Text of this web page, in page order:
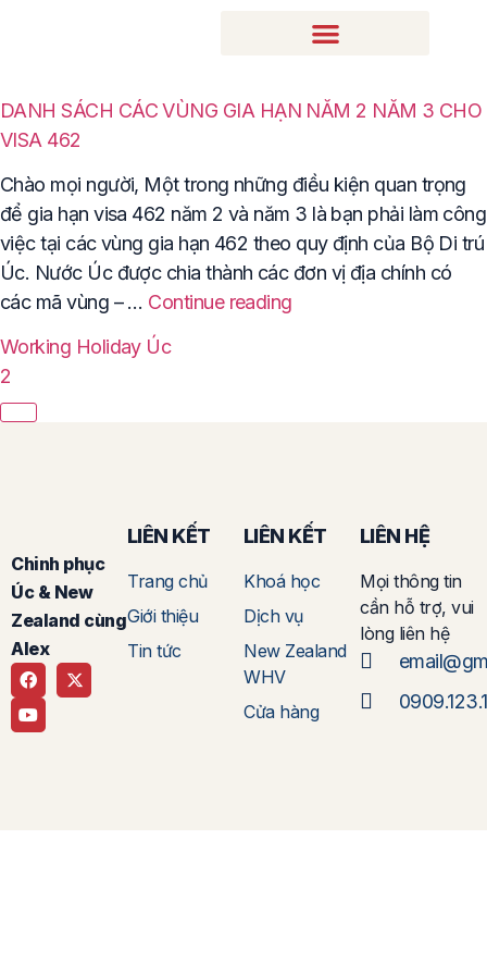
DANH SÁCH CÁC VÙNG GIA HẠN NĂM 2 NĂM 3 CHO
VISA 462
Chào mọi người, Một trong những điều kiện quan trọng
để gia hạn visa 462 năm 2 và năm 3 là bạn phải làm công
việc tại các vùng gia hạn 462 theo quy định của Bộ Di trú
Úc. Nước Úc được chia thành các đơn vị địa chính có
các mã vùng – … Continue reading
Working Holiday Úc
2
Chinh phục
Úc & New
Zealand cùng
Alex
LIÊN KẾT
Trang chủ
Giới thiệu
Tin tức
LIÊN KẾT
Khoá học
Dịch vụ
New Zealand
WHV
Cửa hàng
LIÊN HỆ
Mọi thông tin
cần hỗ trợ, vui
lòng liên hệ